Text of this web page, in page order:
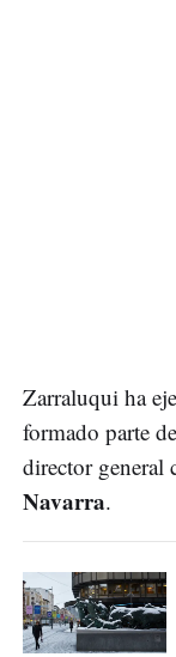
Zarraluqui ha
formado parte
director general
Navarra.